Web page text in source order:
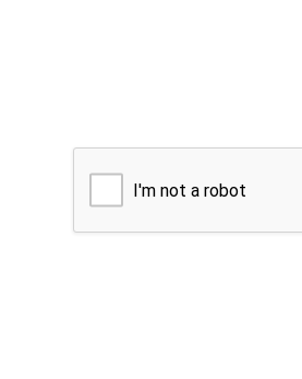
I'm not a robot